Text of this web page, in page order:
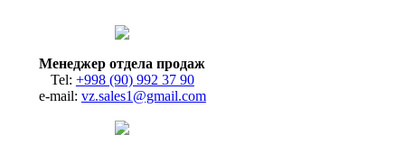
Менеджер отдела продаж
Tel: +998 (90) 992 37 90
e-mail: vz.sales1@gmail.com